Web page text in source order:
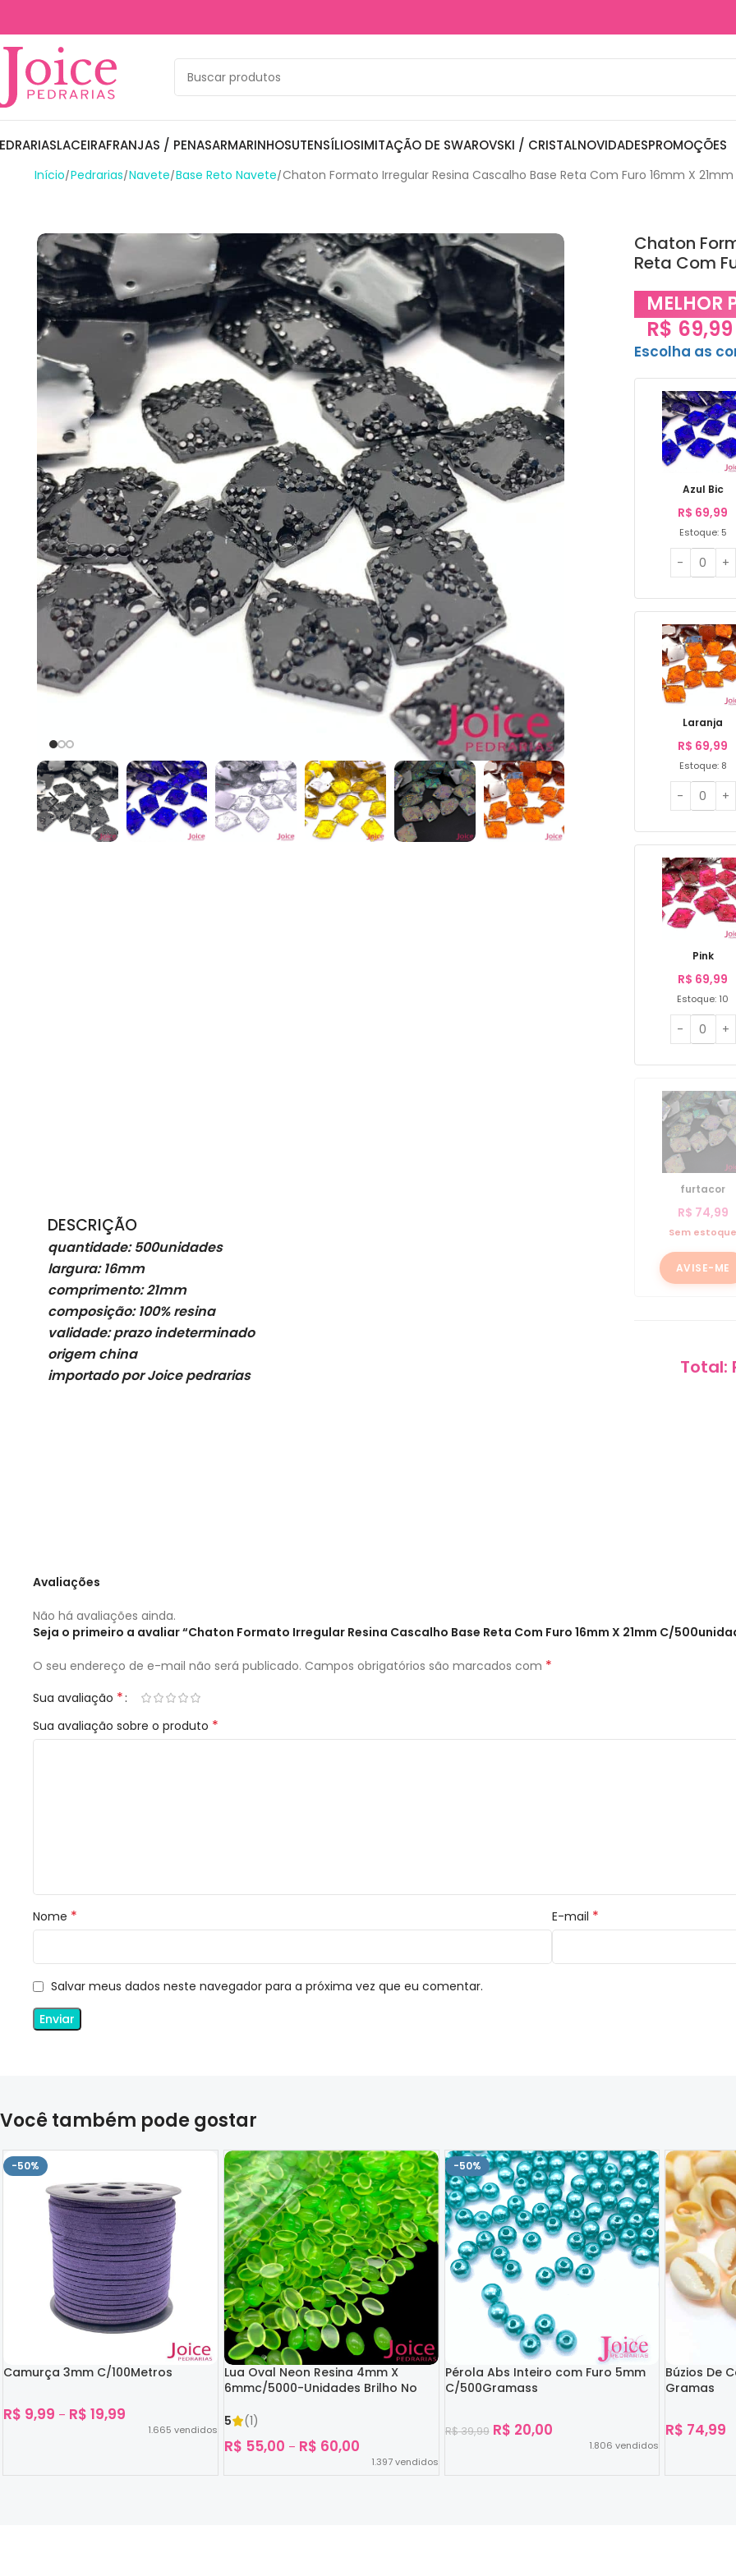
LACEIRAFRANJAS / PENASARMARINHOSUTENSÍLIOSIMITAÇÃO DE SWAROVSKI / CRISTALNOVIDADESPROMOÇÕES
Início Pedrarias Navete Base Reto Navete Chaton Formato Irregular Resina Cascalho Base Reta Com Furo 16mm X
DESCRIÇÃO
quantidade: 500unidades
largura: 16mm
comprimento: 21mm
composição: 100% resina
validade: prazo indeterminado
origem china
importado por Joice pedrarias
Chaton
Reta Com
MELHOR
R$ 69,99
Escolha as
Azul Bic
R$ 69,99
Estoque: 5
Laranja
R$ 69,99
Estoque: 8
Pink
R$ 69,99
Estoque: 10
furtacor
R$ 74,99
Sem
AVISE-ME
Total:
Avaliações
Não há avaliações ainda.
Seja o primeiro a avaliar “Chaton Formato Irregular Resina Cascalho Base Reta Com Furo 16mm X 21mm C/
O seu endereço de e-mail não será publicado. Campos obrigatórios são marcados com *
Sua avaliação *
Sua avaliação sobre o produto *
Nome * E-mail *
Salvar meus dados neste navegador para a próxima vez que eu comentar.
Você também pode gostar
-50%
Camurça 3mm C/100Metros
R$ 9,99 – R$ 19,99
1.665 vendidos
Lua Oval Neon Resina 4mm X
6mmc/5000-Unidades Brilho No
5
(1)
R$ 55,00 – R$ 60,00
1.397vendidos
-50%
Pérola Abs Inteiro com Furo 5mm
C/500Gramass
R$39,99 R$ 20,00
1.806 vendidos
Búzios De
Gramas
R$ 74,99